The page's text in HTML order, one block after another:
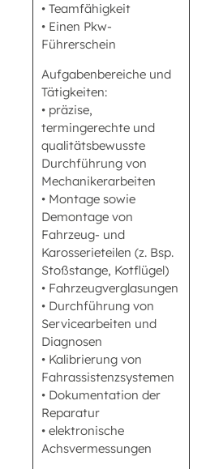
• Teamfähigkeit
• Einen Pkw-
Führerschein
Aufgabenbereiche und
Tätigkeiten:
• präzise,
termingerechte und
qualitätsbewusste
Durchführung von
Mechanikerarbeiten
• Montage sowie
Demontage von
Fahrzeug- und
Karosserieteilen (z. Bsp.
Stoßstange, Kotflügel)
• Fahrzeugverglasungen
• Durchführung von
Servicearbeiten und
Diagnosen
• Kalibrierung von
Fahrassistenzsystemen
• Dokumentation der
Reparatur
• elektronische
Achsvermessungen